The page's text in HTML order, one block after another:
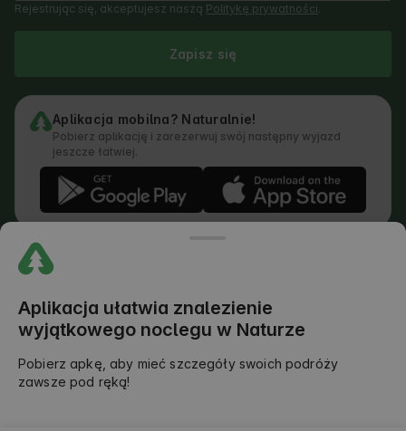
Rejestrując się, akceptujesz naszą Politykę prywatności.
Zapisz się
Aplikacja mobilna? Naturalnie!
Pobierz aplikację i zarezerwuj swój następny wyjazd
jeszcze łatwiej.
© 2026 AlohaCamp. All rights reserved.
Polityka Dodawania Opinii
Prawny Podział Obowiązków
Aplikacja ułatwia znalezienie
wyjątkowego noclegu w Naturze
Pobierz apkę, aby mieć szczegóły swoich podróży
zawsze pod ręką!